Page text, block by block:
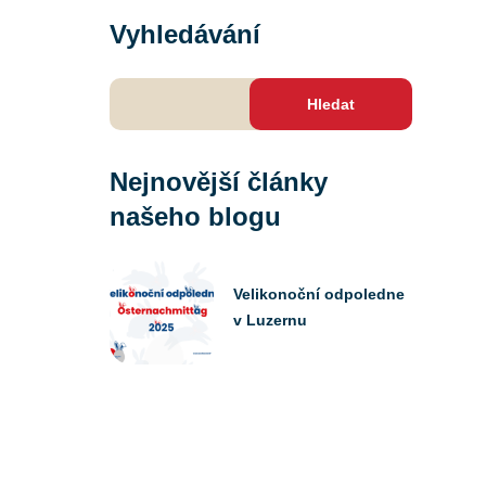
Vyhledávání
Nejnovější články
našeho blogu
Velikonoční odpoledne
v Luzernu